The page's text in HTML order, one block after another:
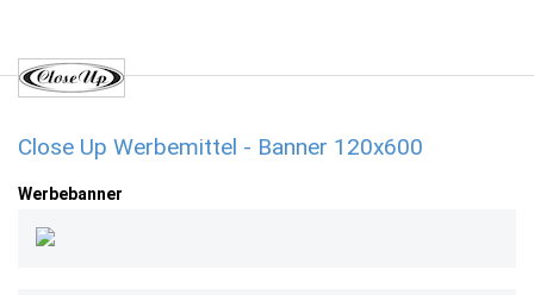
Close Up Werbemittel - Banner 120x600
Werbebanner